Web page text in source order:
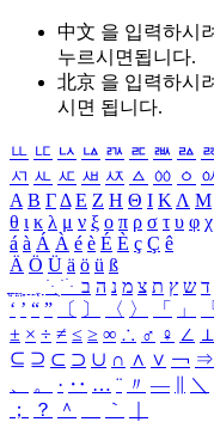
中文 을 입력하시
누르시면됩니다.
北京 을 입력하시
시면 됩니다.
ㅥ ㅦ ㅧ ㅨ ㅩ ㅪ ㅫ ㅬ
ㅺ ㅻ ㅼ ㅽ ㅾ ㅿ ㆀ ㆁ
Α Β ΓΔ Ε Ζ Η Θ Ι ΚΛ Μ
θ ι κ λ μ ν ξ ο π ρ σ τ υ φ χ
á à Á À é è É È ç Ç ê
Ä Ö Ü ä ö ü ß
ִֶֹ ֻּ ׁׂ ד ש ץ ת צ מ נ ה ב
‘ ’ “ ” 〔 〕 〈 〉 「 」 『
± × ÷ ≠ ≤ ≥ ∞ ∴ ♂ ♀ ∠ ⊥
⊆ ⊇ ⊂ ⊃ ∪ ∩ ∧ ∨ ￢ ⇒
、
。 · ‥ … ¨ 〃 ― ＼
；
？ ＾ ｀